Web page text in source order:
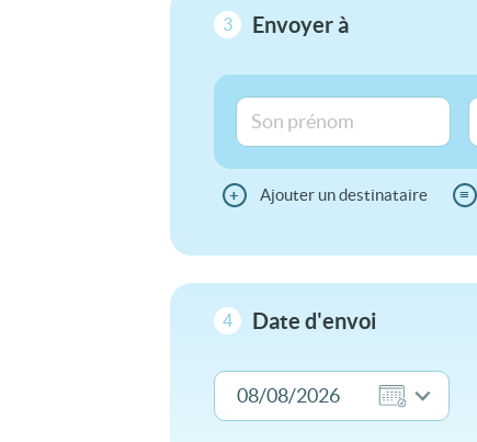
3 Envoyer à
+ Ajouter un destinataire ≡
4 Date d'envoi